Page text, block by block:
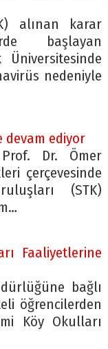
alınan karar
başlayan
nedeniyle
devam ediyor
Dr. Ömer
çerçevesinde
(STK)
Faaliyetlerine
bağlı
öğrencilerden
Köy Okulları